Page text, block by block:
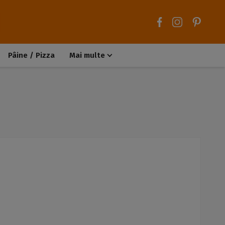
Pâine / Pizza Mai multe